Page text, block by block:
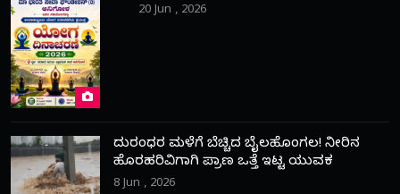
20 Jun , 2026
ದುರಂಧರ ಮಳೆಗೆ ಬೆಚ್ಚಿದ ಬೈಲಹೊಂಗಲ! ನೀರಿನ
ಹೊರಹರಿವಿಗಾಗಿ ಪ್ರಾಣ ಒತ್ತೆ ಇಟ್ಟ ಯುವಕ
8 Jun , 2026